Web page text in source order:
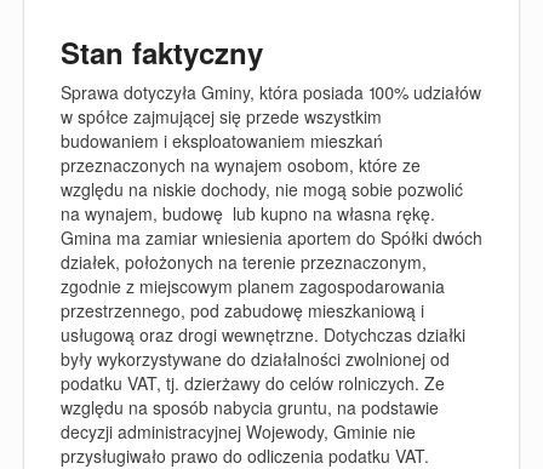
Stan faktyczny
Sprawa dotyczyła Gminy, która posiada 100% udziałów
w spółce zajmującej się przede wszystkim
budowaniem i eksploatowaniem mieszkań
przeznaczonych na wynajem osobom, które ze
względu na niskie dochody, nie mogą sobie pozwolić
na wynajem, budowę lub kupno na własna rękę.
Gmina ma zamiar wniesienia aportem do Spółki dwóch
działek, położonych na terenie przeznaczonym,
zgodnie z miejscowym planem zagospodarowania
przestrzennego, pod zabudowę mieszkaniową i
usługową oraz drogi wewnętrzne. Dotychczas działki
były wykorzystywane do działalności zwolnionej od
podatku VAT, tj. dzierżawy do celów rolniczych. Ze
względu na sposób nabycia gruntu, na podstawie
decyzji administracyjnej Wojewody, Gminie nie
przysługiwało prawo do odliczenia podatku VAT.